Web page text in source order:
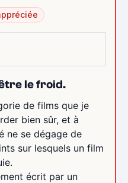
le froid.
de films que je
bien sûr, et à
ne se dégage de
sur lesquels un film
écrit par un